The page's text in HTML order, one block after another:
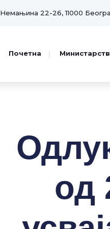
Немањина 22-26, 11000
Почетна
од